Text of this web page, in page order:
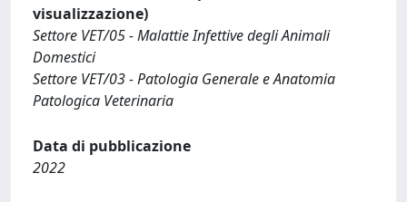
visualizzazione)
Settore VET/05 - Malattie Infettive degli Animali
Domestici
Settore VET/03 - Patologia Generale e Anatomia
Patologica Veterinaria
Data di pubblicazione
2022